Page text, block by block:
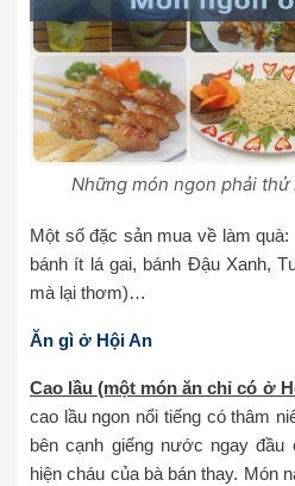
Những món ngon phải
Một số đặc sản mua về làm
bánh ít lá gai, bánh Đậu Xanh,
mà lại thơm)…
Ăn gì ở Hội An
Cao lầu (một món ăn chỉ có ở
cao lầu ngon nổi tiếng có thâm
bên cạnh giếng nước ngay đầu
hiện cháu của bà bán thay. Món